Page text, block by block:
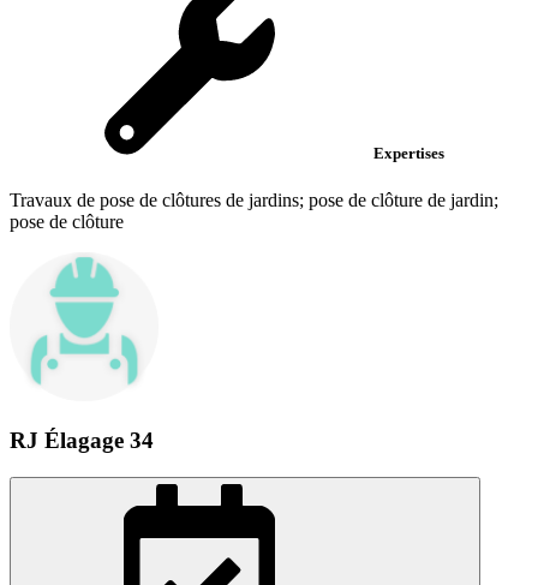
Expertises
Travaux de pose de clôtures de jardins; pose de clôture de jardin;
pose de clôture
RJ Élagage 34